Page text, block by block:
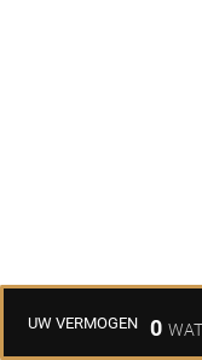
UW VERMOGEN 0